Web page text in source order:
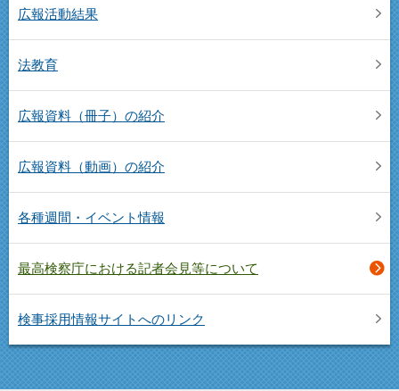
広報活動結果
法教育
広報資料（冊子）の紹介
広報資料（動画）の紹介
各種週間・イベント情報
最高検察庁における記者会見等について
検事採用情報サイトへのリンク